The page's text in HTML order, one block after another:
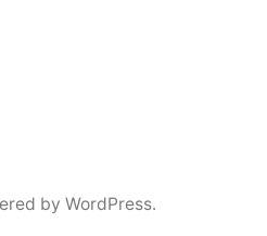
by WordPress.